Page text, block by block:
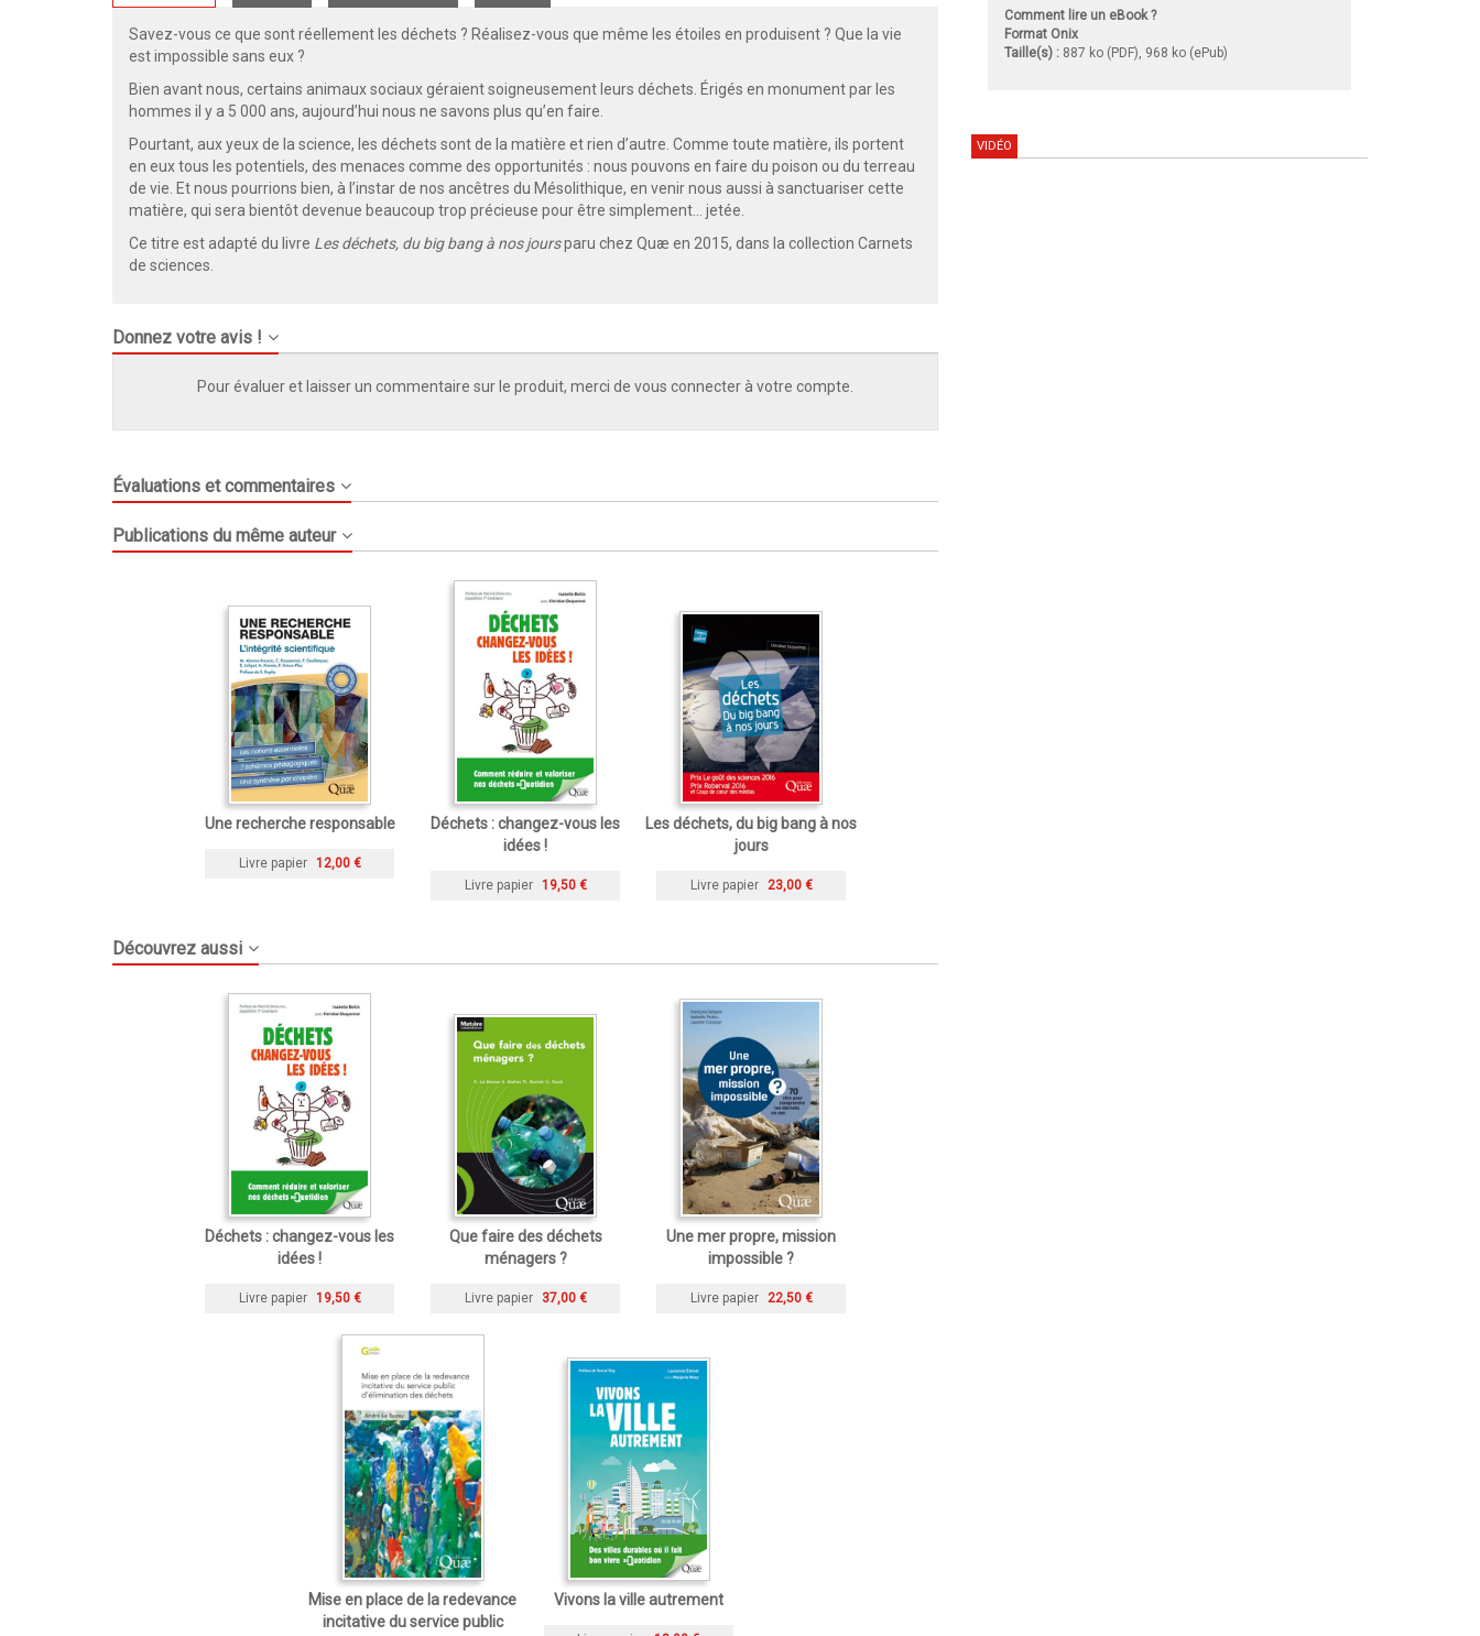
Savez-vous ce que sont réellement les déchets ? Réalisez-vous que même les étoiles en produisent ? Que la vie
est impossible sans eux ?
Bien avant nous, certains animaux sociaux géraient soigneusement leurs déchets. Érigés en monument par les
hommes il y a 5 000 ans, aujourd’hui nous ne savons plus qu’en faire.
Pourtant, aux yeux de la science, les déchets sont de la matière et rien d’autre. Comme toute matière, ils portent
en eux tous les potentiels, des menaces comme des opportunités : nous pouvons en faire du poison ou du terreau
de vie. Et nous pourrions bien, à l’instar de nos ancêtres du Mésolithique, en venir nous aussi à sanctuariser cette
matière, qui sera bientôt devenue beaucoup trop précieuse pour être simplement… jetée.
Ce titre est adapté du livre Les déchets, du big bang à nos joursparu chez Quæ en 2015, dans la collection Carnets
de sciences.
Donnez votre avis !
Pour évaluer et laisser un commentaire sur le produit, merci de vous connecter à votre compte.
Évaluations et commentaires
Publications du même auteur
Une recherche responsable
Livre papier 12,00 €
Déchets : changez-vous les
idées !
Livre papier 19,50 €
Les déchets, du big bang à nos
jours
Livre papier 23,00 €
Découvrez aussi
Déchets : changez-vous les
idées !
Livre papier 19,50 €
Que faire des déchets
ménagers ?
Livre papier 37,00 €
Une mer propre, mission
impossible ?
Livre papier 22,50 €
Mise en place de la redevance
incitative du service public
Vivons la ville autrement
Comment lire un eBook ?
Format Onix
Taille(s) : 887 ko (PDF), 968 ko (ePub)
VIDÉO